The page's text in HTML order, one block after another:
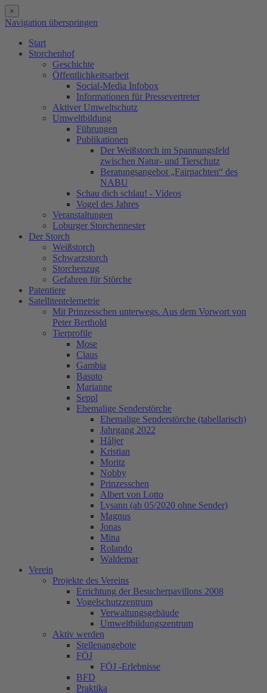
×
Navigation überspringen
Start
Storchenhof
Geschichte
Öffentlichkeitsarbeit
Social-Media Infobox
Informationen für Pressevertreter
Aktiver Umweltschutz
Umweltbildung
Führungen
Publikationen
Der Weißstorch im Spannungsfeld
zwischen Natur- und Tierschutz
Beratungsangebot „Fairpachten“ des
NABU
Schau dich schlau! - Videos
Vogel des Jahres
Veranstaltungen
Loburger Storchennester
Der Storch
Weißstorch
Schwarzstorch
Storchenzug
Gefahren für Störche
Patentiere
Satellitentelemetrie
Mit Prinzesschen unterwegs. Aus dem Vorwort von
Peter Berthold
Tierprofile
Mose
Claus
Gambia
Basuto
Marianne
Seppl
Ehemalige Senderstörche
Ehemalige Senderstörche (tabellarisch)
Jahrgang 2022
Håljer
Kristian
Moritz
Nobby
Prinzesschen
Albert von Lotto
Lysann (ab 05/2020 ohne Sender)
Magnus
Jonas
Mina
Rolando
Waldemar
Verein
Projekte des Vereins
Errichtung der Besucherpavillons 2008
Vogelschutzzentrum
Verwaltungsgebäude
Umweltbildungszentrum
Aktiv werden
Stellenangebote
FÖJ
FÖJ -Erlebnisse
BFD
Praktika